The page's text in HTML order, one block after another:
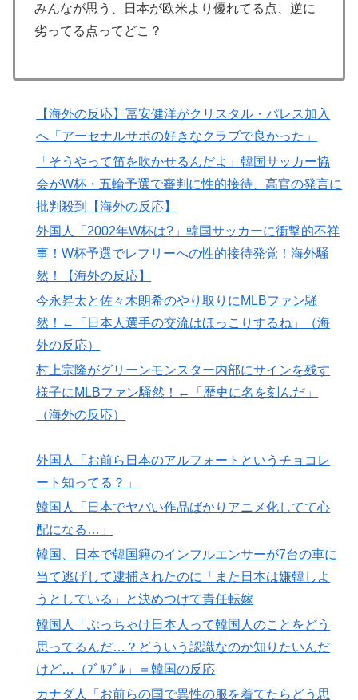
ロシア「お前らの国にある似非エッフェル塔を見せてく
れ！」
待したことが発覚！」
【海外の反応】今永昇太、好調の秘訣はスマホ画面だと
イマナガ節を炸裂「NPBでは面白さが必須条件なの？」
【激震】韓国人「韓国サッカー協会、W杯・五輪で複数
回の性接待を行い審判を買収していたことが発覚…（ﾌﾞ
ﾙﾌﾞﾙ」＝韓国の反応
▶
外国人「2002年W杯は?」韓国サッカーに衝撃的不祥
事！W杯予選でレフリーへの性的接待発覚！海外騒然！
【海外の反応】
なる…」
▶
韓国人「日本には韓国みたいなドラッグストアがないの
で韓国が羨ましくて羨ましくて仕方がないんだそうで
す」
【海外の反応】野球を観はじめたばかりなんだが大谷翔
平って投手としてはどれくらいのレベルなの？ → 「ト
いイメージ」「投手に専念したらサイヤングも獲れると
思うんだけどな」
▶ 欧州「日本だけ反則だろ…」 世界の『日本びいき』に
ヨーロッパ全土から不満の声
▶ 海外「うちは同じ日に二人とも不機嫌になるのは禁止。
結婚四十年これでやってる」経験するまで信じてもらえ
ない結婚の話…？
▶ 外国人「お前ら日本のアルフォートというチョコレート
知ってる？」
▶ 韓国人「PSG、日本の鈴木彩艶に約60億円で正式オファ
ー・・・」→「あいつがそれほどなのか（ﾌﾞﾙﾌﾞﾙ）」
みんなが思う、日本が欧米より優れてる点、逆に
劣ってる点ってどこ？
【海外の反応】冨安健洋がクリスタル・パレス加入
へ「アーセナルサポの好きなクラブで良かった」
「そうやって笛を吹かせるんだよ」韓国サッカー協
会がW杯・五輪予選で審判に性的接待、高官の発言に
批判殺到【海外の反応】
外国人「2002年W杯は?」韓国サッカーに衝撃的不祥
事！W杯予選でレフリーへの性的接待発覚！海外騒
然！【海外の反応】
今永昇太と佐々木朗希のやり取りにMLBファン騒
然！←「日本人選手の交流はほっこりするね」（海
外の反応）
村上宗隆がグリーンモンスター内部にサインを残す
様子にMLBファン騒然！←「歴史に名を刻んだ」
（海外の反応）
外国人「お前ら日本のアルフォートというチョコレ
ート知ってる？」
韓国人「日本でヤバい作品ばかりアニメ化してて心
配になる…」
韓国、日本で韓国籍のインフルエンサーが7台の車に
当て逃げして逮捕されたのに「また日本は嫌韓しよ
うとしている」と決めつけて責任転嫁
韓国人「ぶっちゃけ日本人って韓国人のことをどう
思ってるんだ…？どういう認識なのか知りたいんだ
けど…（ﾌﾞﾙﾌﾞﾙ」＝韓国の反応
カナダ人「お前らの国で異性の服を着てたらどう思